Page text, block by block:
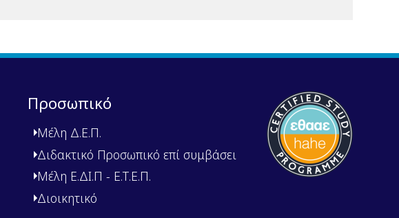
Προσωπικό
Μέλη Δ.Ε.Π.
Διδακτικό Προσωπικό επί συμβάσει
Μέλη Ε.ΔΙ.Π - Ε.Τ.Ε.Π.
Διοικητικό